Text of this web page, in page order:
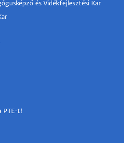
és Vidékfejlesztési Kar
PTE-t!